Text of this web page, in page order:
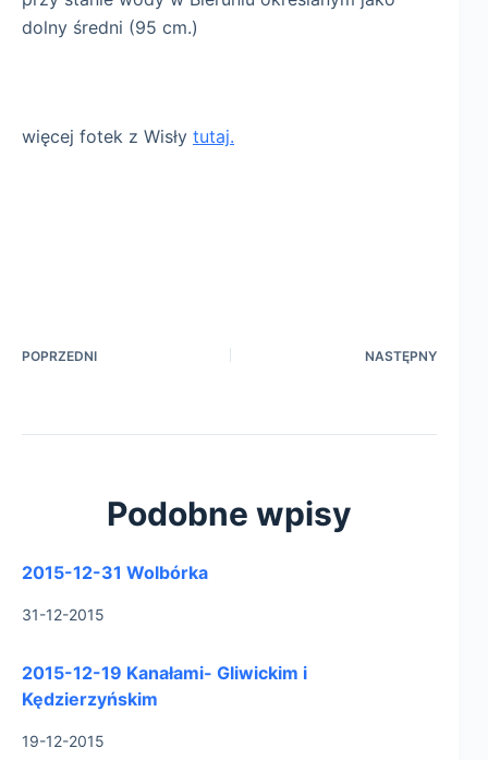
dolny średni (95 cm.)
więcej fotek z Wisły tutaj.
POPRZEDNI NASTĘPNY
Podobne wpisy
2015-12-31 Wolbórka
31-12-2015
2015-12-19 Kanałami- Gliwickim i
Kędzierzyńskim
19-12-2015